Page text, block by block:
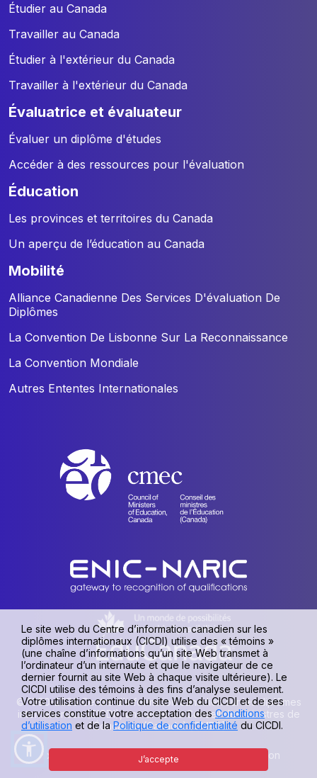
Étudier au Canada
Travailler au Canada
Étudier à l'extérieur du Canada
Travailler à l'extérieur du Canada
évaluatrice et évaluateur
Évaluer un diplôme d'études
Accéder à des ressources pour l'évaluation
éducation
Les provinces et territoires du Canada
Un aperçu de l’éducation au Canada
mobilité
Alliance Canadienne Des Services D'évaluation De
Diplômes
La Convention De Lisbonne Sur La Reconnaissance
La Convention Mondiale
Autres Ententes Internationales
© 1990-2026 Centre d’information canadien sur les diplômes
internationaux (CICDI), une unité du Conseil des ministres de
l’Éducation (Canada) [CMEC].
Politique de confidentialité|Conditions d’utilisation
Le site web du Centre d’information canadien sur les
diplômes internationaux (CICDI) utilise des « témoins »
(une chaîne d’informations qu’un site Web transmet à
l’ordinateur d’un internaute et que le navigateur de ce
dernier fournit au site Web à chaque visite ultérieure). Le
CICDI utilise des témoins à des fins d’analyse seulement.
Votre utilisation continue du site Web du CICDI et de ses
services constitue votre acceptation desConditions
d’utilisation et de laPolitique de confidentialité du CICDI.
J’accepte